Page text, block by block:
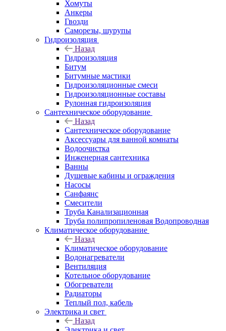
Хомуты
Анкеры
Гвозди
Саморезы, шурупы
Гидроизоляция
Назад
Гидроизоляция
Битум
Битумные мастики
Гидроизоляционные смеси
Гидроизоляционные составы
Рулонная гидроизоляция
Сантехническое оборудование
Назад
Сантехническое оборудование
Аксессуары для ванной комнаты
Водоочистка
Инженерная сантехника
Ванны
Душевые кабины и ограждения
Насосы
Санфаянс
Смесители
Труба Канализационная
Труба полипропиленовая Водопроводная
Климатическое оборудование
Назад
Климатическое оборудование
Водонагреватели
Вентиляция
Котельное оборудование
Обогреватели
Радиаторы
Теплый пол, кабель
Электрика и свет
Назад